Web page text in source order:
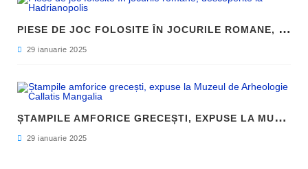
P
IESE DE JOC FOLOSITE ÎN JOCURILE ROMANE, DESCOPERITE LA HADRIANOPOLIS
29 ianuarie 2025
Ș
TAMPILE AMFORICE GRECEȘTI, EXPUSE LA MUZEUL DE ARHEOLOGIE CALLATIS MANGALIA
29 ianuarie 2025